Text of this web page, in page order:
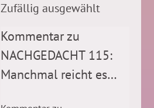
Zufällig ausgewählt
Kommentar zu
NACHGEDACHT 115:
Manchmal reicht es…